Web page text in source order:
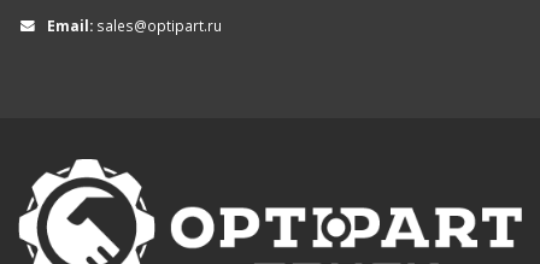
Email: sales@optipart.ru